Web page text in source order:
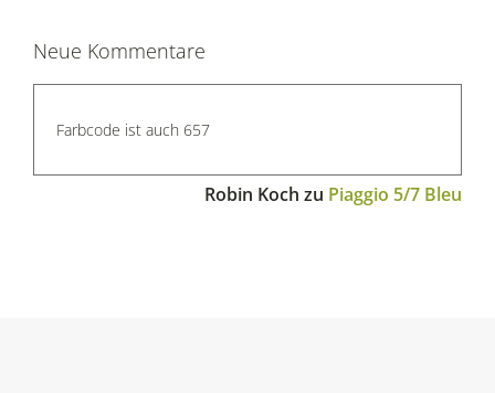
Neue Kommentare
Farbcode ist auch 657
Robin Koch zu Piaggio 5/7 Bleu